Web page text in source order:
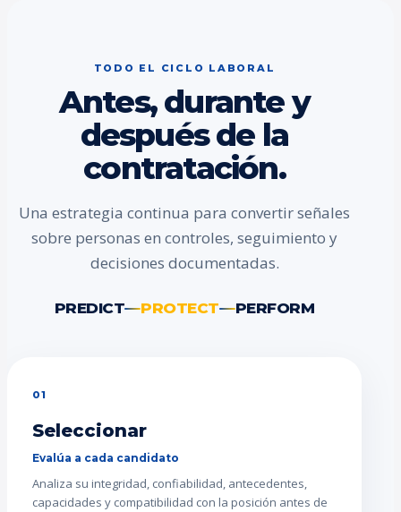
TODO EL CICLO LABORAL
Antes, durante y
después de la
contratación.
Una estrategia continua para convertir señales
sobre personas en controles, seguimiento y
decisiones documentadas.
PREDICT PROTECT PERFORM
01
Seleccionar
Evalúa a cada candidato
Analiza su integridad, confiabilidad, antecedentes,
capacidades y compatibilidad con la posición antes de